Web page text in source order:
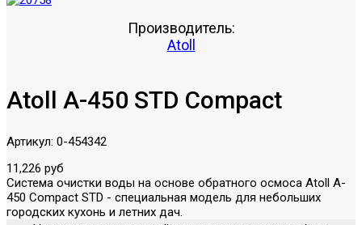
Производитель:
Atoll
Atoll A-450 STD Compact
Артикул: 0-454342
11,226 руб
Система очистки воды на основе обратного осмоса Atoll A-
450 Compact STD - специальная модель для небольших
городских кухонь и летних дач.